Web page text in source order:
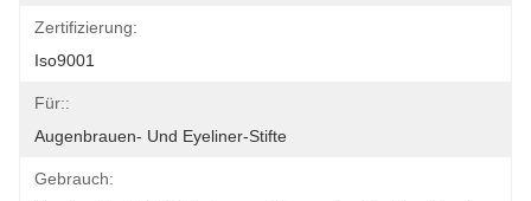
Zertifizierung:
Iso9001
Für::
Augenbrauen- Und Eyeliner-Stifte
Gebrauch: